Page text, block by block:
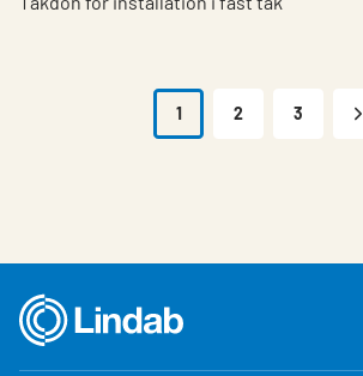
1 2 3